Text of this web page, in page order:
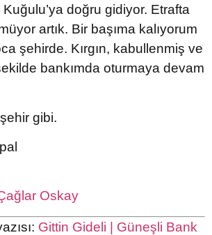
doğru gidiyor. Etrafta
artık. Bir başıma kalıyorum
şehirde. Kırgın, kabullenmiş ve
bankımda oturmaya devam
gibi.
Oskay
Gittin Gideli | Güneşli Bank